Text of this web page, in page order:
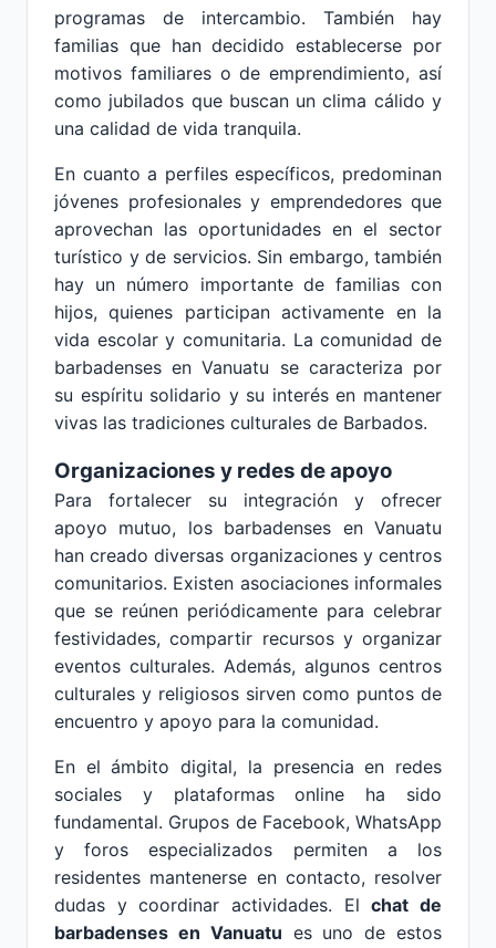
programas de intercambio. También hay
familias que han decidido establecerse por
motivos familiares o de emprendimiento, así
como jubilados que buscan un clima cálido y
una calidad de vida tranquila.
En cuanto a perfiles específicos, predominan
jóvenes profesionales y emprendedores que
aprovechan las oportunidades en el sector
turístico y de servicios. Sin embargo, también
hay un número importante de familias con
hijos, quienes participan activamente en la
vida escolar y comunitaria. La comunidad de
barbadenses en Vanuatu se caracteriza por
su espíritu solidario y su interés en mantener
vivas las tradiciones culturales de Barbados.
Organizaciones y redes de apoyo
Para fortalecer su integración y ofrecer
apoyo mutuo, los barbadenses en Vanuatu
han creado diversas organizaciones y centros
comunitarios. Existen asociaciones informales
que se reúnen periódicamente para celebrar
festividades, compartir recursos y organizar
eventos culturales. Además, algunos centros
culturales y religiosos sirven como puntos de
encuentro y apoyo para la comunidad.
En el ámbito digital, la presencia en redes
sociales y plataformas online ha sido
fundamental. Grupos de Facebook, WhatsApp
y foros especializados permiten a los
residentes mantenerse en contacto, resolver
dudas y coordinar actividades. Elchat de
barbadenses en Vanuatu es uno de estos